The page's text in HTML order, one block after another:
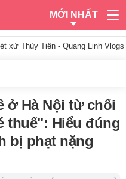
MỚI NHẤT
xử Thùy Tiên - Quang Linh
ở Hà Nội từ chối
thuế": Hiểu đúng
bị phạt nặng